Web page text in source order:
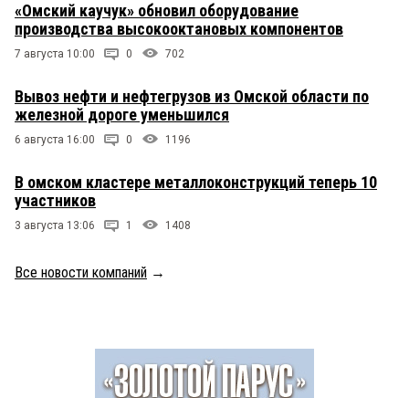
«Омский каучук» обновил оборудование
производства высокооктановых компонентов
7 августа 10:00 0 702
Вывоз нефти и нефтегрузов из Омской области по
железной дороге уменьшился
6 августа 16:00 0 1196
В омском кластере металлоконструкций теперь 10
участников
3 августа 13:06 1 1408
Все новости компаний →